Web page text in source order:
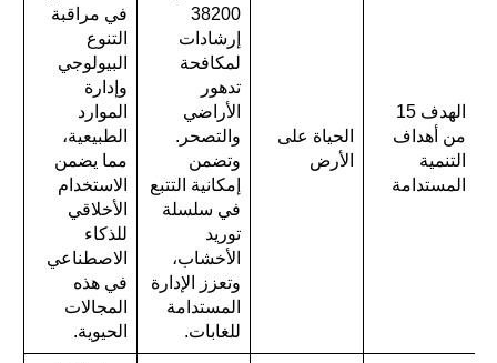
الهدف 15
من أهداف
التنمية
المستدامة
الحياة على
الأرض
38200
إرشادات
لمكافحة
تدهور
الأراضي
والتصحر.
وتضمن
إمكانية التتبع
في سلسلة
توريد
الأخشاب،
وتعزز الإدارة
المستدامة
للغابات.
في مراقبة
التنوع
البيولوجي
وإدارة
الموارد
الطبيعية،
مما يضمن
الاستخدام
الأخلاقي
للذكاء
الاصطناعي
في هذه
المجالات
الحيوية.